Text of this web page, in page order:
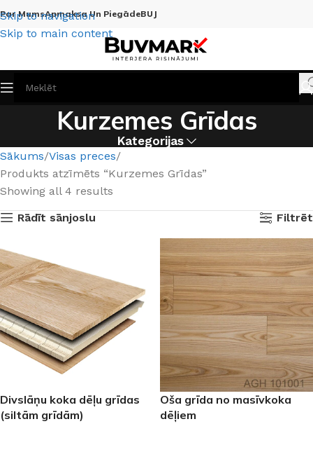
Skip to navigation
Skip to main content
Par MumsApmaksa Un PiegādeBUJ
Kurzemes Grīdas
Kategorijas
Sākums Visas preces
Produkts atzīmēts “Kurzemes Grīdas”
Showing all 4 results
Rādīt sānjoslu
Filtrēt
Divslāņu koka dēļu grīdas
(siltām grīdām)
Oša grīda no masīvkoka
dēļiem